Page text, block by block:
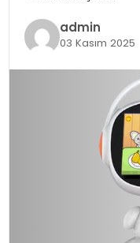
YAŞAM
admin
03 Kasım 2025